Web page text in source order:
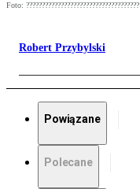
Foto: ????????????????????????????????????
Robert Przybylski
Powiązane
Polecane